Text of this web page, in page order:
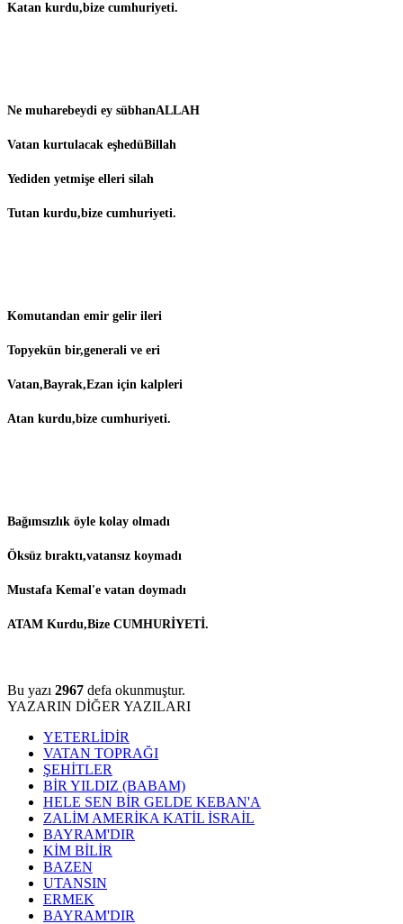
Katan kurdu,bize cumhuriyeti.
Ne muharebeydi ey sübhanALLAH
Vatan kurtulacak eşhedüBillah
Yediden yetmişe elleri silah
Tutan kurdu,bize cumhuriyeti.
Komutandan emir gelir ileri
Topyekün bir,generali ve eri
Vatan,Bayrak,Ezan için kalpleri
Atan kurdu,bize cumhuriyeti.
Bağımsızlık öyle kolay olmadı
Öksüz bıraktı,vatansız koymadı
Mustafa Kemal'e vatan doymadı
ATAM Kurdu,Bize CUMHURİYETİ.
Bu yazı 2967 defa okunmuştur.
YAZARIN DİĞER YAZILARI
YETERLİDİR
VATAN TOPRAĞI
ŞEHİTLER
BİR YILDIZ (BABAM)
HELE SEN BİR GELDE KEBAN'A
ZALİM AMERİKA KATİL İSRAİL
BAYRAM'DIR
KİM BİLİR
BAZEN
UTANSIN
ERMEK
BAYRAM'DIR